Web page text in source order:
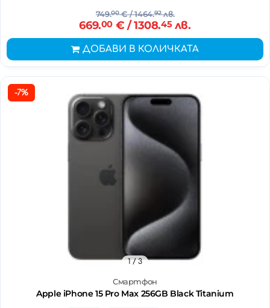
749.00€/ 1464.92лв.
669.00€ / 1308.45лв.
ДОБАВИ В КОЛИЧКАТА
-7%
Смартфон
Apple iPhone 15 Pro Max 256GB Black Titanium
1/ 3